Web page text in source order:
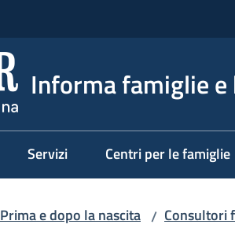
Informa famiglie e
Servizi Centri per le famiglie
Prima e dopo la nascita / Consultori